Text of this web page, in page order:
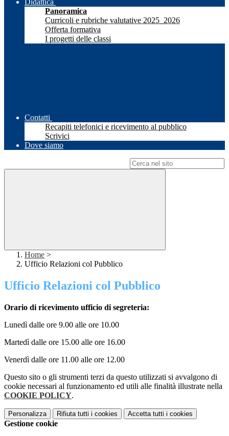
Didattica
Panoramica
Curricoli e rubriche valutative 2025_2026
Offerta formativa
I progetti delle classi
Contatti
Recapiti telefonici e ricevimento al pubblico
Scrivici
Dove siamo
Home >
Ufficio Relazioni col Pubblico
Ufficio Relazioni col Pubblico
Orario di ricevimento ufficio di segreteria:
Lunedì dalle ore 9.00 alle ore 10.00
Martedì dalle ore 15.00 alle ore 16.00
Venerdì dalle ore 11.00 alle ore 12.00
Questo sito o gli strumenti terzi da questo utilizzati si avvalgono di
cookie necessari al funzionamento ed utili alle finalità illustrate nella
COOKIE POLICY.
Personalizza Rifiuta tutti i cookies Accetta tutti i cookies
Gestione cookie